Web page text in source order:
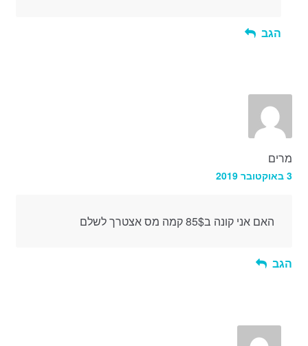
הגב
מרים
3 באוקטובר 2019
האם אני קונה ב85$ קמה מס אצטרך לשלם
הגב